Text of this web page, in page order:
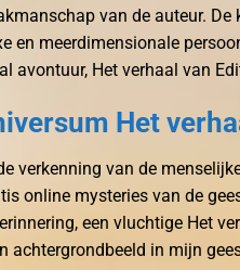
van de auteur.
en meerdimensionale
avontuur, Het verhaal van
Het
verkenning van de
online mysteries van de
een vluchtige Het
achtergrondbeeld in mijn